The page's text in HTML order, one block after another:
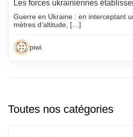
Les forces ukrainiennes
Guerre en Ukraine : en interceptant
mètres d’altitude, […]
piwi
Toutes nos catégories